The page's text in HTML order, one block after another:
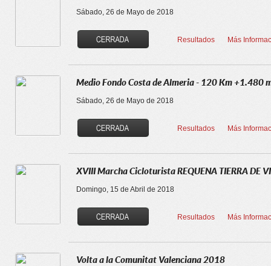
Sábado, 26 de Mayo de 2018
Resultados Más
Medio Fondo Costa de Almeria - 120 Km +1.480
Sábado, 26 de Mayo de 2018
Resultados Más
XVIII Marcha Cicloturista REQUENA TIERRA DE
Domingo, 15 de Abril de 2018
Resultados Más
Volta a la Comunitat Valenciana 2018